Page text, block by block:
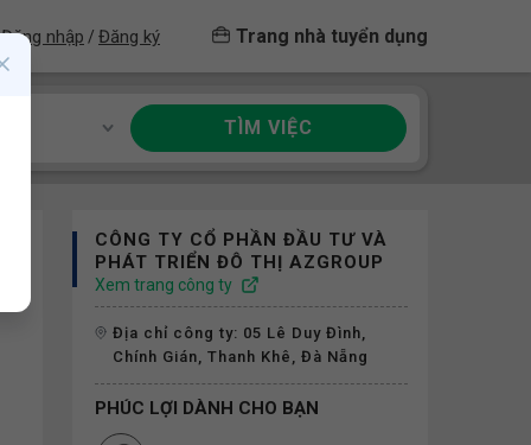
Đăng nhập / Đăng ký Trang nhà tuyển dụng
TÌM VIỆC
CÔNG TY CỔ PHẦN ĐẦU TƯ VÀ
PHÁT TRIỂN ĐÔ THỊ AZGROUP
Xem trang công ty
Địa chỉ công ty: 05 Lê Duy Đình,
Chính Gián, Thanh Khê, Đà Nẵng
PHÚC LỢI DÀNH CHO BẠN